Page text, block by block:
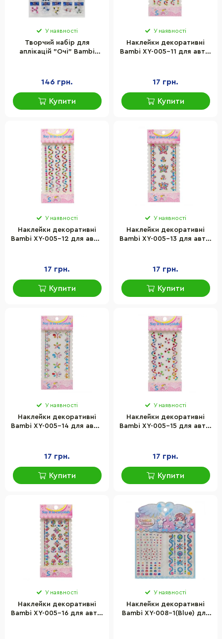
У наявності
Творчий набір для
аплікацій "Очі" Bambi
146 грн.
Купити
У наявності
Наклейки декоративні
Bambi XY-005-11 для авто,
17 грн.
Купити
У наявності
Наклейки декоративні
Bambi XY-005-12 для авто,
17 грн.
Купити
У наявності
Наклейки декоративні
Bambi XY-005-13 для авто,
17 грн.
Купити
У наявності
Наклейки декоративні
Bambi XY-005-14 для авто,
17 грн.
Купити
У наявності
Наклейки декоративні
Bambi XY-005-15 для авто,
17 грн.
Купити
У наявності
Наклейки декоративні
Bambi XY-005-16 для авто,
У наявності
Наклейки декоративні
Bambi XY-008-1(Blue) для